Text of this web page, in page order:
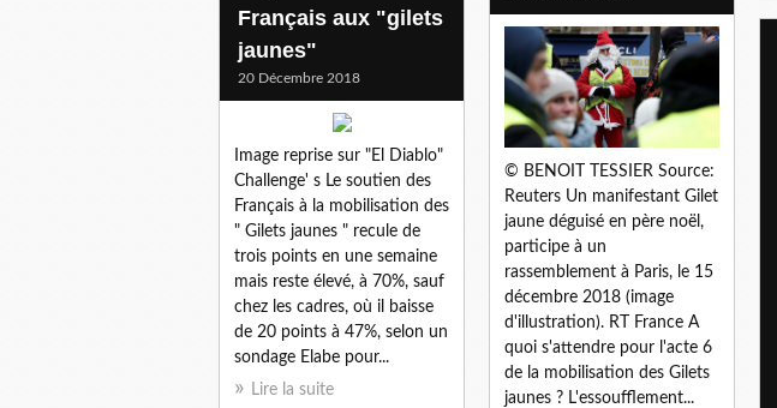
© BENOIT TESSIER Source:
Reuters Un manifestant Gilet
jaune déguisé en père noël,
participe à un
rassemblement à Paris, le 15
décembre 2018 (image
d'illustration). RT France A
quoi s'attendre pour l'acte 6
de la mobilisation des Gilets
jaunes ? L'essoufflement...
Français aux "gilets
jaunes"
20 Décembre 2018
Image reprise sur "El Diablo"
Challenge' s Le soutien des
Français à la mobilisation des
" Gilets jaunes " recule de
trois points en une semaine
mais reste élevé, à 70%, sauf
chez les cadres, où il baisse
de 20 points à 47%, selon un
sondage Elabe pour...
Lire la suite